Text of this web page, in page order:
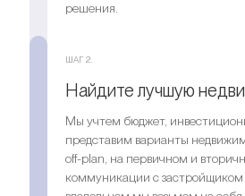
Спальни
Ванные комнаты
Парковка
решения.
ШАГ 2.
Найдите лучшую
Мы учтем бюджет,
представим варианты
off-plan, на первичном и
коммуникации с